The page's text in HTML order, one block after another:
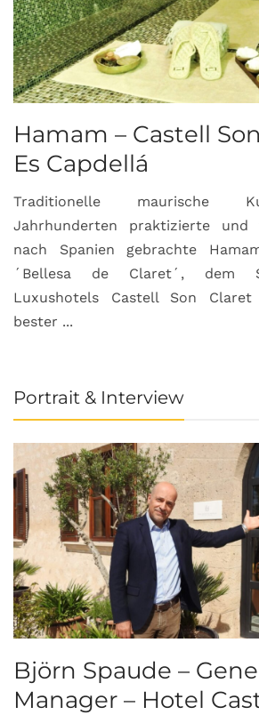
Hamam – Castell
Es Capdellá
Traditionelle maurische
Jahrhunderten praktizierte und
nach Spanien gebrachte
´Bellesa de Claret´, dem
Luxushotels Castell Son
bester ...
Portrait & Interview
Björn Spaude –
Manager – Hotel